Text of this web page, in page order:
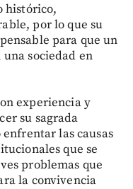
histórico,
por lo que su
para que un
sociedad en
experiencia y
su sagrada
las causas
que se
problemas que
la convivencia